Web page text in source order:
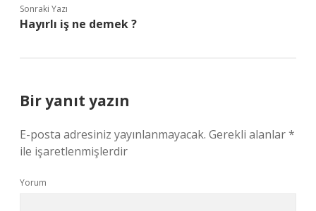
Sonraki Yazı
Hayırlı iş ne demek ?
Bir yanıt yazın
E-posta adresiniz yayınlanmayacak. Gerekli alanlar*
ile işaretlenmişlerdir
Yorum